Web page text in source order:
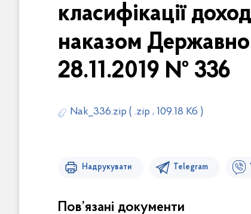
класифікації
наказом
28.11.2019 № 336
Nak_336.zip ( .zip , 109.18 Кб )
Надрукувати Telegram
Пов’язані документи